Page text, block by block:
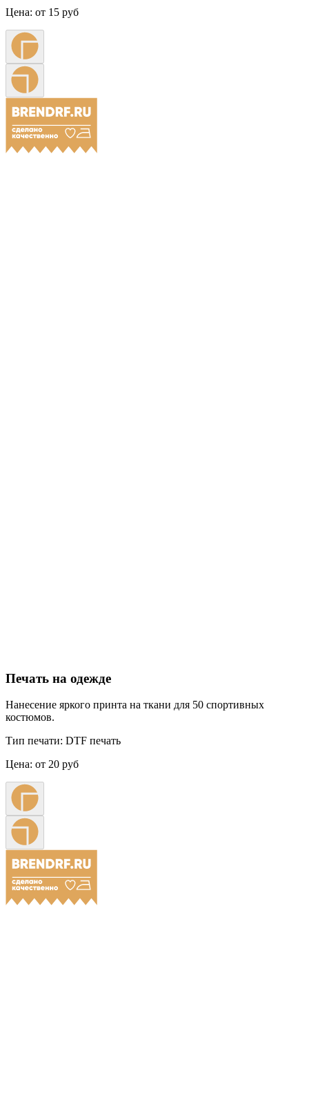
Цена: от 15 руб
Печать на одежде
Нанесение яркого принта на ткани для 50 спортивных
костюмов.
Тип печати: DTF печать
Цена: от 20 руб